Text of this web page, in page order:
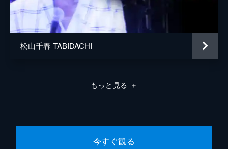
松山千春 TABIDACHI
もっと見る ＋
今すぐ観る